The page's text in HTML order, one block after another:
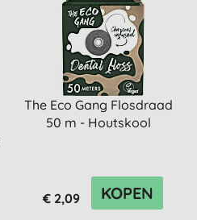
The Eco Gang Flosdraad
50 m - Houtskool
€ 2,09 KOPEN